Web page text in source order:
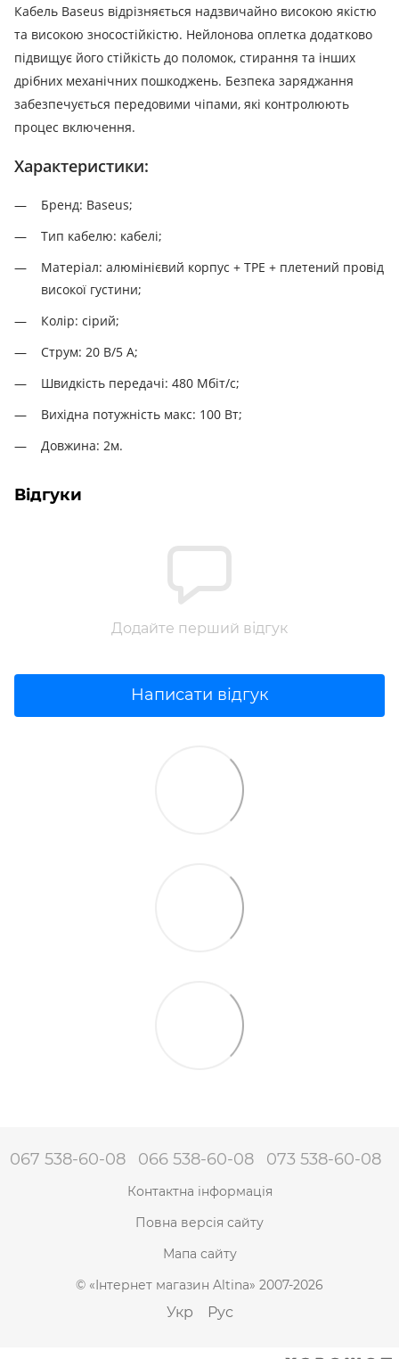
Кабель Baseus відрізняється надзвичайно високою якістю
та високою зносостійкістю. Нейлонова оплетка додатково
підвищує його стійкість до поломок, стирання та інших
дрібних механічних пошкоджень. Безпека заряджання
забезпечується передовими чіпами, які контролюють
процес включення.
Характеристики:
Бренд: Baseus;
Тип кабелю: кабелі;
Матеріал: алюмінієвий корпус + TPE + плетений провід
високої густини;
Колір: сірий;
Струм: 20 В/5 А;
Швидкість передачі: 480 Мбіт/с;
Вихідна потужність макс: 100 Вт;
Довжина: 2м.
Відгуки
Додайте перший відгук
Написати відгук
067 538-60-08 066 538-60-08 073 538-60-08
Контактна інформація
Повна версія сайту
Мапа сайту
© «Інтернет магазин Altina» 2007-2026
Укр Рус